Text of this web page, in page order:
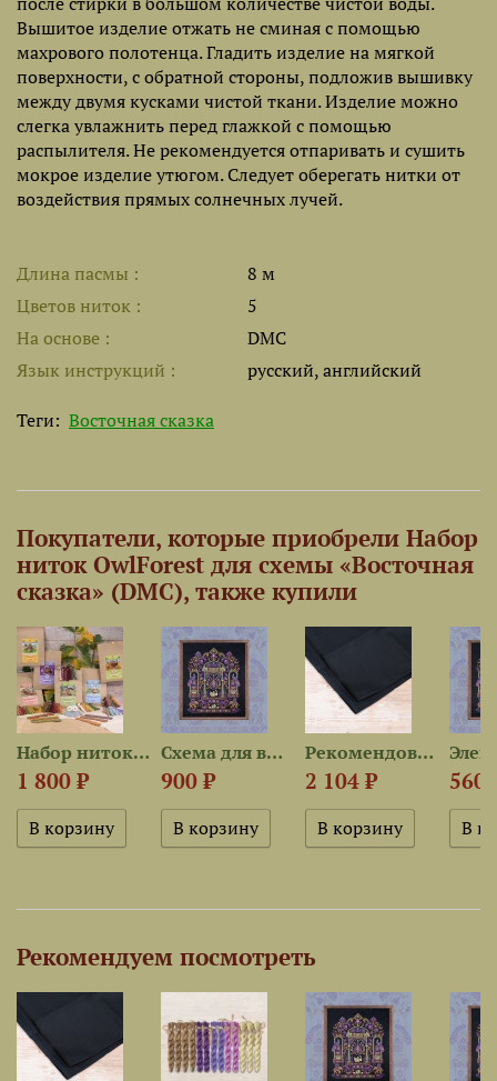
Вышитое изделие отжать не сминая с помощью
махрового полотенца. Гладить изделие на мягкой
поверхности, с обратной стороны, подложив вышивку
между двумя кусками чистой ткани. Изделие можно
слегка увлажнить перед глажкой с помощью
распылителя. Не рекомендуется отпаривать и сушить
мокрое изделие утюгом. Следует оберегать нитки от
воздействия прямых солнечных лучей.
Длина пасмы
8 м
Цветов ниток
5
На основе
DMC
Язык инструкций
русский, английский
Теги: Восточная сказка
Покупатели, которые приобрели Набор
ниток OwlForest для схемы «Восточная
сказка» (DMC), также купили
Набор ниток сюрприз «Сова в...
1 800 ₽
Схема для вышивания...
900 ₽
Рекомендованная ткань для...
2 104 ₽ 560
Рекомендуем посмотреть